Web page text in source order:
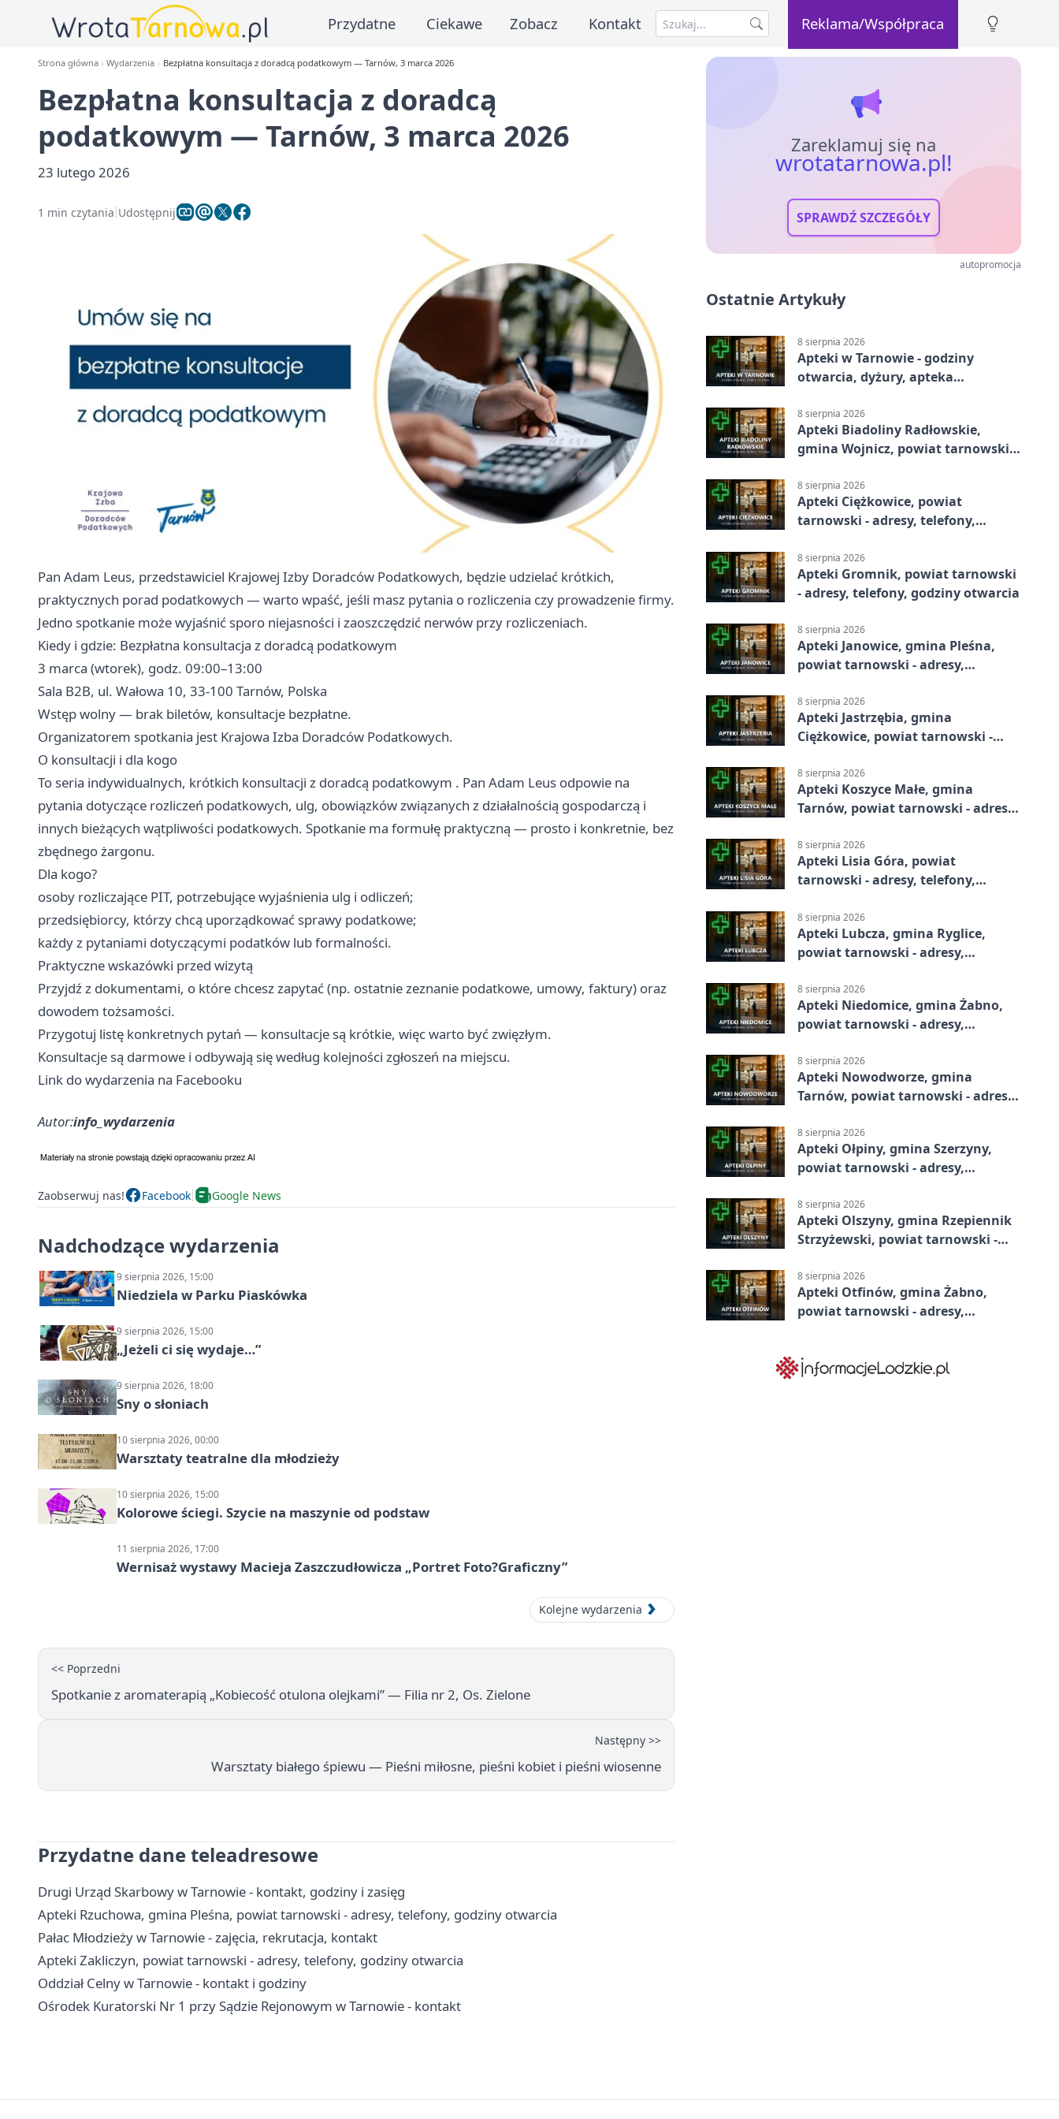
Przydatne Ciekawe Zobacz Kontakt Reklama/Współpraca
Strona główna Wydarzenia Bezpłatna konsultacja z doradcą podatkowym — Tarnów, 3 marca 2026
Bezpłatna konsultacja z doradcą
podatkowym — Tarnów, 3 marca 2026
23 lutego 2026
1 min czytania Udostępnij
Pan Adam Leus, przedstawiciel Krajowej Izby Doradców Podatkowych, będzie udzielać krótkich,
praktycznych porad podatkowych — warto wpaść, jeśli masz pytania o rozliczenia czy prowadzenie firmy.
Jedno spotkanie może wyjaśnić sporo niejasności i zaoszczędzić nerwów przy rozliczeniach.
Kiedy i gdzie: Bezpłatna konsultacja z doradcą podatkowym
3 marca (wtorek), godz. 09:00–13:00
Sala B2B, ul. Wałowa 10, 33-100 Tarnów, Polska
Wstęp wolny — brak biletów, konsultacje bezpłatne.
Organizatorem spotkania jest Krajowa Izba Doradców Podatkowych.
O konsultacji i dla kogo
To seria indywidualnych, krótkich konsultacji z doradcą podatkowym . Pan Adam Leus odpowie na
pytania dotyczące rozliczeń podatkowych, ulg, obowiązków związanych z działalnością gospodarczą i
innych bieżących wątpliwości podatkowych. Spotkanie ma formułę praktyczną — prosto i konkretnie, bez
zbędnego żargonu.
Dla kogo?
osoby rozliczające PIT, potrzebujące wyjaśnienia ulg i odliczeń;
przedsiębiorcy, którzy chcą uporządkować sprawy podatkowe;
każdy z pytaniami dotyczącymi podatków lub formalności.
Praktyczne wskazówki przed wizytą
Przyjdź z dokumentami, o które chcesz zapytać (np. ostatnie zeznanie podatkowe, umowy, faktury) oraz
dowodem tożsamości.
Przygotuj listę konkretnych pytań — konsultacje są krótkie, więc warto być zwięzłym.
Konsultacje są darmowe i odbywają się według kolejności zgłoszeń na miejscu.
Link do wydarzenia na Facebooku
Autor:info_wydarzenia
Zaobserwuj nas! Facebook Google News
Nadchodzące wydarzenia
9 sierpnia 2026, 15:00
Niedziela w Parku Piaskówka
9 sierpnia 2026, 15:00
„Jeżeli ci się wydaje…”
9 sierpnia 2026, 18:00
Sny o słoniach
10 sierpnia 2026, 00:00
Warsztaty teatralne dla młodzieży
10 sierpnia 2026, 15:00
Kolorowe ściegi. Szycie na maszynie od podstaw
11 sierpnia 2026, 17:00
Wernisaż wystawy Macieja Zaszczudłowicza „Portret Foto?Graficzny”
Kolejne wydarzenia
<< Poprzedni
Spotkanie z aromaterapią „Kobiecość otulona olejkami” — Filia nr 2, Os. Zielone
Następny >>
Warsztaty białego śpiewu — Pieśni miłosne, pieśni kobiet i pieśni wiosenne
Przydatne dane teleadresowe
Drugi Urząd Skarbowy w Tarnowie - kontakt, godziny i zasięg
Apteki Rzuchowa, gmina Pleśna, powiat tarnowski - adresy, telefony, godziny otwarcia
Pałac Młodzieży w Tarnowie - zajęcia, rekrutacja, kontakt
Apteki Zakliczyn, powiat tarnowski - adresy, telefony, godziny otwarcia
Oddział Celny w Tarnowie - kontakt i godziny
Ośrodek Kuratorski Nr 1 przy Sądzie Rejonowym w Tarnowie - kontakt
Zareklamuj się na
wrotatarnowa.pl!
SPRAWDŹ SZCZEGÓŁY
autopromocja
Ostatnie Artykuły
8 sierpnia 2026
Apteki w Tarnowie - godziny
otwarcia, dyżury, apteka
8 sierpnia 2026
Apteki Biadoliny Radłowskie,
gmina Wojnicz, powiat tarnowski -
8 sierpnia 2026
Apteki Ciężkowice, powiat
tarnowski - adresy, telefony,
8 sierpnia 2026
Apteki Gromnik, powiat tarnowski
- adresy, telefony, godziny otwarcia
8 sierpnia 2026
Apteki Janowice, gmina Pleśna,
powiat tarnowski - adresy,
8 sierpnia 2026
Apteki Jastrzębia, gmina
Ciężkowice, powiat tarnowski -
8 sierpnia 2026
Apteki Koszyce Małe, gmina
Tarnów, powiat tarnowski - adresy,
8 sierpnia 2026
Apteki Lisia Góra, powiat
tarnowski - adresy, telefony,
8 sierpnia 2026
Apteki Lubcza, gmina Ryglice,
powiat tarnowski - adresy,
8 sierpnia 2026
Apteki Niedomice, gmina Żabno,
powiat tarnowski - adresy,
8 sierpnia 2026
Apteki Nowodworze, gmina
Tarnów, powiat tarnowski - adresy,
8 sierpnia 2026
Apteki Ołpiny, gmina Szerzyny,
powiat tarnowski - adresy,
8 sierpnia 2026
Apteki Olszyny, gmina Rzepiennik
Strzyżewski, powiat tarnowski -
8 sierpnia 2026
Apteki Otfinów, gmina Żabno,
powiat tarnowski - adresy,